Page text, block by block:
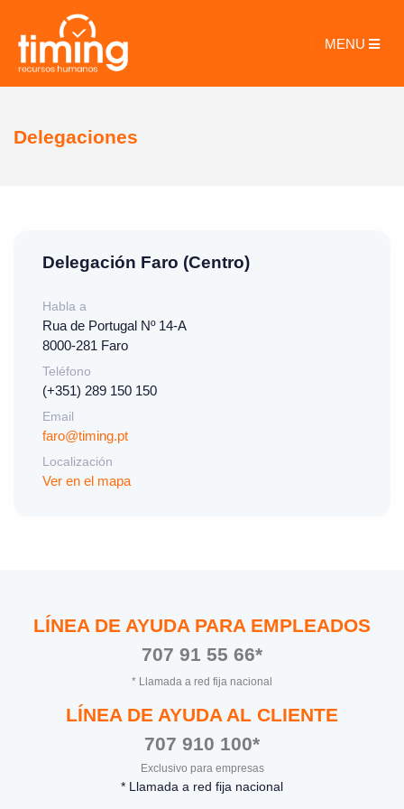
MENU
Delegaciones
Delegación Faro (Centro)
Habla a
Rua de Portugal Nº 14-A
8000-281 Faro
Teléfono
(+351) 289 150 150
Email
faro@timing.pt
Localización
Ver en el mapa
LÍNEA DE AYUDA PARA EMPLEADOS
707 91 55 66*
* Llamada a red fija nacional
LÍNEA DE AYUDA AL CLIENTE
707 910 100*
Exclusivo para empresas
* Llamada a red fija nacional